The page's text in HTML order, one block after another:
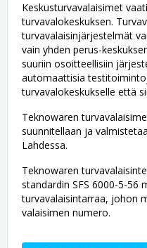
Keskusturvavalaisimet
turvavalokeskuksen.
turvavalaisinjärjestelmät
vain yhden perus-
suuriin osoitteellisiin
automaattisia
turvavalokeskukselle että
Teknowaren
suunnitellaan ja
Lahdessa.
Teknowaren
standardin SFS 6000-5-56
turvavalaisintarraa, johon
valaisimen numero.